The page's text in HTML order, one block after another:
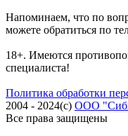
Напоминаем, что по
можете обратиться по
18+. Имеются
специалиста!
Политика обработки
2004 - 2024(c) ООО
Все права защищены